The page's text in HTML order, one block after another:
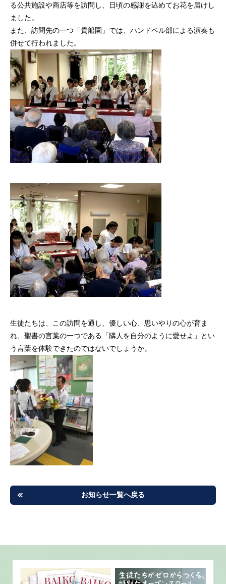
る公共施設や商店等を訪問し、日頃の感謝を込めてお花を届けし
ました。
また、訪問先の一つ「貴船園」では、ハンドベル部による演奏も
併せて行われました。
生徒たちは、この訪問を通し、優しい心、思いやりの心が育ま
れ、聖書の言葉の一つである「隣人を自分のように愛せよ」とい
う言葉を体験できたのではないでしょうか。
お知らせ一覧へ戻る